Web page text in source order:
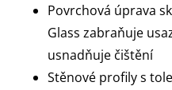
Povrchová úprava
Glass zabraňuje
usnadňuje čištění
Stěnové profily s